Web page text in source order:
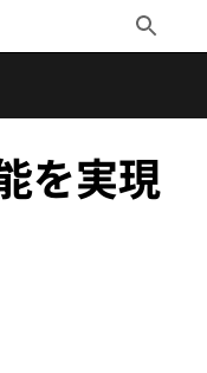
Toggle
Search
を実現